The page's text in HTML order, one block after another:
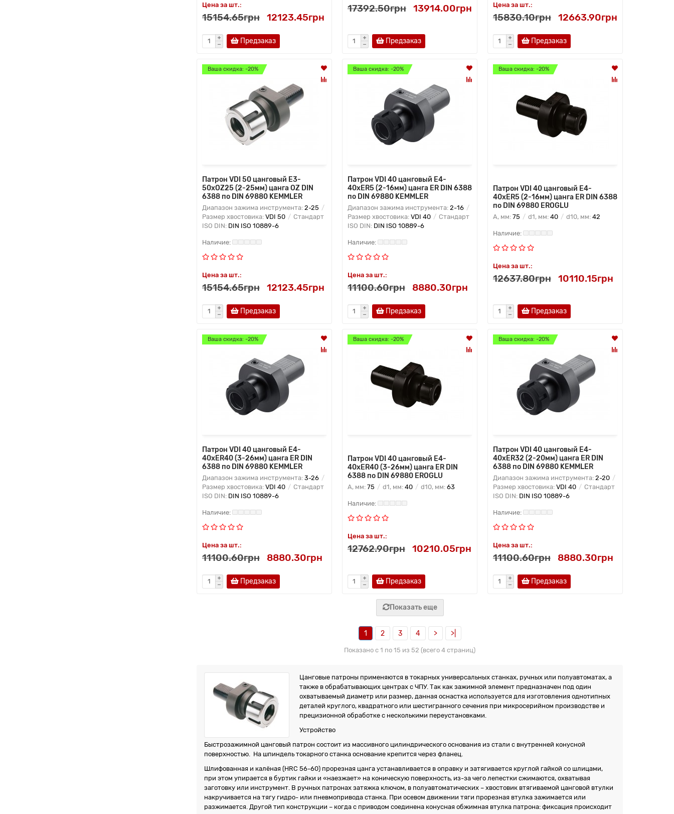
Цена за шт.:
15154.65грн 12123.45грн
Предзаказ
17392.50грн 13914.00грн
Предзаказ
Цена за шт.:
15830.10грн 12663.90грн
Предзаказ
Ваша скидка: -20%
Патрон VDI 50 цанговый E3-
50xOZ25 (2-25мм) цанга OZ DIN
6388 по DIN 69880 KEMMLER
Диапазон зажима инструмента: 2-25
Размер хвостовика: VDI 50
Стандарт
ISO DIN: DIN ISO 10889-6
Цена за шт.:
15154.65грн 12123.45грн
Предзаказ
Ваша скидка: -20%
Патрон VDI 40 цанговый E4-
40xER5 (2-16мм) цанга ER DIN 6388
по DIN 69880 KEMMLER
Диапазон зажима инструмента: 2-16
Размер хвостовика: VDI 40
Стандарт
ISO DIN: DIN ISO 10889-6
Цена за шт.:
11100.60грн 8880.30грн
Предзаказ
Ваша скидка: -20%
Патрон VDI 40 цанговый E4-
40xER5 (2-16мм) цанга ER DIN 6388
по DIN 69880 EROGLU
A, мм: 75 d1, мм: 40 d10, мм: 42
Цена за шт.:
12637.80грн 10110.15грн
Предзаказ
Ваша скидка: -20%
Патрон VDI 40 цанговый E4-
40xER40 (3-26мм) цанга ER DIN
6388 по DIN 69880 KEMMLER
Диапазон зажима инструмента: 3-26
Размер хвостовика: VDI 40
Стандарт
ISO DIN: DIN ISO 10889-6
Цена за шт.:
11100.60грн 8880.30грн
Предзаказ
Ваша скидка: -20%
Патрон VDI 40 цанговый E4-
40xER40 (3-26мм) цанга ER DIN
6388 по DIN 69880 EROGLU
A, мм: 75 d1, мм: 40 d10, мм: 63
Цена за шт.:
12762.90грн 10210.05грн
Предзаказ
Ваша скидка: -20%
Патрон VDI 40 цанговый E4-
40xER32 (2-20мм) цанга ER DIN
6388 по DIN 69880 KEMMLER
Диапазон зажима инструмента: 2-20
Размер хвостовика: VDI 40
Стандарт
ISO DIN: DIN ISO 10889-6
Цена за шт.:
11100.60грн 8880.30грн
Предзаказ
Показать еще
1 2 3 4 > >|
Показано с 1 по 15 из 52 (всего 4 страниц)
Цанговые патроны применяются в токарных универсальных станках, ручных или полуавтоматах, а
также в обрабатывающих центрах с ЧПУ. Так как зажимной элемент предназначен под один
охватываемый диаметр или размер, данная оснастка используется для изготовления однотипных
деталей круглого, квадратного или шестигранного сечения при микросерийном производстве и
прецизионной обработке с несколькими переустановками.
Устройство
Быстрозажимной цанговый патрон состоит из массивного цилиндрического основания из стали с внутренней конусной
поверхностью. На шпиндель токарного станка основание крепится через фланец.
Шлифованная и калёная (HRC 56-60) прорезная цанга устанавливается в оправку и затягивается круглой гайкой со шлицами,
при этом упирается в буртик гайки и «наезжает» на коническую поверхность, из-за чего лепестки сжимаются, охватывая
заготовку или инструмент. В ручных патронах затяжка ключом, в полуавтоматических – хвостовик втягиваемой цанговой втулки
накручивается на тягу гидро- или пневмопривода станка. При осевом движении тяги прорезная втулка зажимается или
разжимается. Другой тип конструкции – когда с приводом соединена конусная обжимная втулка патрона: фиксация происходит